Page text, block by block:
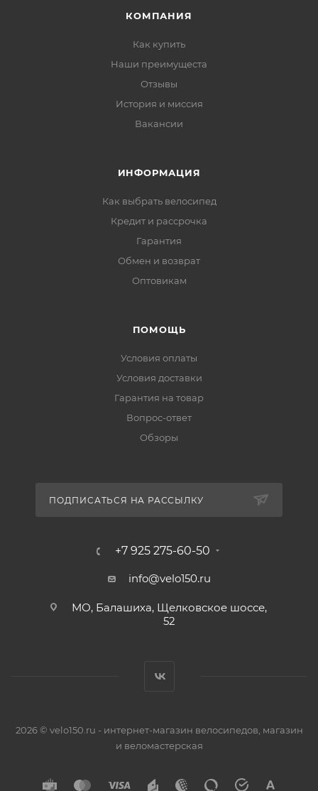
КОМПАНИЯ
Как купить
Наши преимущеста
Отзывы
История и миссия
Вакансии
ИНФОРМАЦИЯ
Как выбрать велосипед
Кредит и рассрочка
Гарантия
Обмен и возврат
Оптовикам
ПОМОЩЬ
Условия оплаты
Условия доставки
Гарантия на товар
Вопрос-ответ
Обзоры
ПОДПИСАТЬСЯ НА РАССЫЛКУ
+7 925 275-60-50
info@velo150.ru
МО, Балашиха, Щелковское шоссе,
52
2026 © velo150.ru - интернет-магазин велосипедов, магазин
и веломастерская